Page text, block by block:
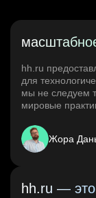
hh.ru
для
мы не следуем
мировые
Жора
hh.ru —